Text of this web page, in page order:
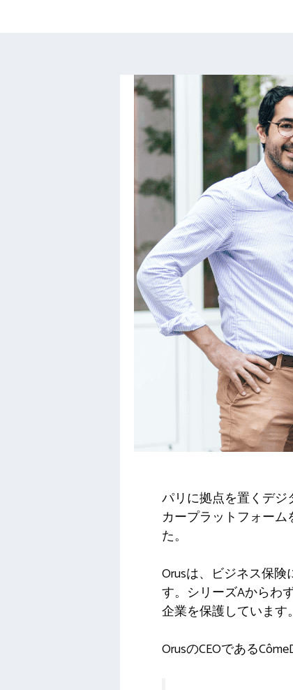
パリに拠点を置くデジ
カープラットフォー
た。
Orusは、ビジネス保
す。シリーズAからわ
企業を保護しています。
OrusのCEOである